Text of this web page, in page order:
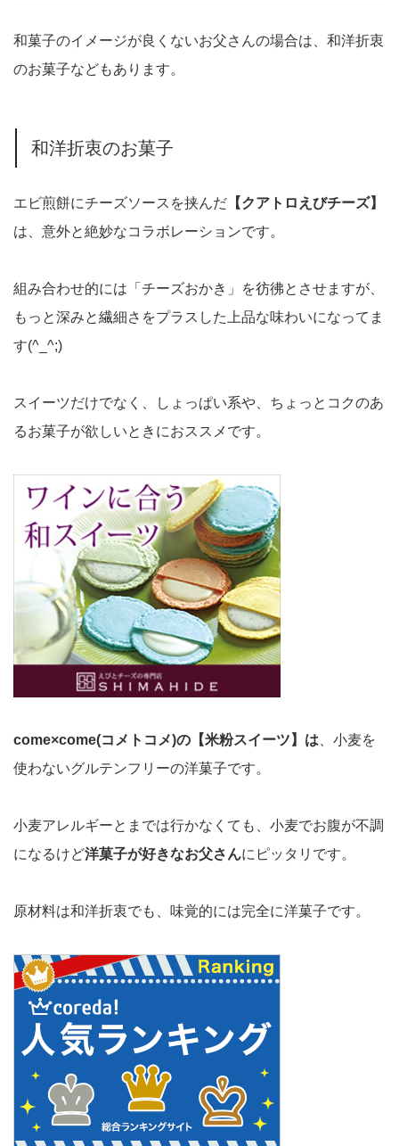
和菓子のイメージが良くないお父さんの場合は、和洋折衷
のお菓子などもあります。
和洋折衷のお菓子
エビ煎餅にチーズソースを挟んだ 【クアトロえびチーズ】
は、意外と絶妙なコラボレーションです。
組み合わせ的には「チーズおかき」を彷彿とさせますが、
もっと深みと繊細さをプラスした上品な味わいになってま
す(^_^;)
スイーツだけでなく、しょっぱい系や、ちょっとコクのあ
るお菓子が欲しいときにおススメです。
come×come(コメトコメ)の【米粉スイーツ】は 、小麦を
使わないグルテンフリーの洋菓子です。
小麦アレルギーとまでは行かなくても、小麦でお腹が不調
になるけど洋菓子が好きなお父さんにピッタリです。
原材料は和洋折衷でも、味覚的には完全に洋菓子です。